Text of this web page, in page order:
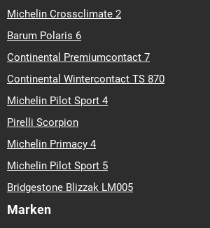
Michelin Crossclimate 2
Barum Polaris 6
Continental Premiumcontact 7
Continental Wintercontact TS 870
Michelin Pilot Sport 4
Pirelli Scorpion
Michelin Primacy 4
Michelin Pilot Sport 5
Bridgestone Blizzak LM005
Marken